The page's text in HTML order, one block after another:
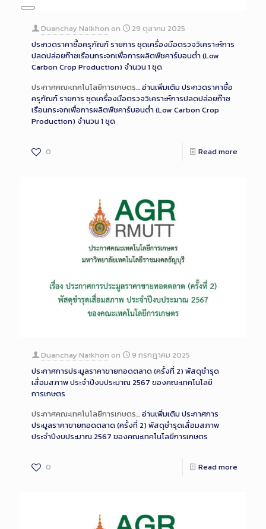
Long
Description
Duanchay Naikhon on
29 ตุลาคม 2025
ประกวดราคาซื้อครุภัณฑ์ รายการ ชุดเครื่องมือตรวจวิเคราะห์การ
ปลดปล่อยก๊าซเรือนกระจกเพื่อการผลิตพืชคาร์บอนต่ำ (Low
Carbon Crop Production) จำนวน 1 ชุด
ประกาศคณะเทคโนโลยีการเกษตร… อ่านเพิ่มเติมประกวดราคาซื้อ
ครุภัณฑ์ รายการ ชุดเครื่องมือตรวจวิเคราะห์การปลดปล่อยก๊าซ
เรือนกระจกเพื่อการผลิตพืชคาร์บอนต่ำ (Low Carbon Crop
Production) จำนวน 1 ชุด
0 Read more
Duanchay Naikhon on
9 กรกฎาคม 2025
ประกาศการประมูลราคาขายทอดตลาด (ครั้งที่ 2) พัสดุชำรุด
เสื่อมสภาพ ประจำปีงบประมาณ 2567 ของคณะเทคโนโลยี
การเกษตร
ประกาศคณะเทคโนโลยีการเกษตร… อ่านเพิ่มเติมประกาศการ
ประมูลราคาขายทอดตลาด (ครั้งที่ 2) พัสดุชำรุดเสื่อมสภาพ
ประจำปีงบประมาณ 2567 ของคณะเทคโนโลยีการเกษตร
0 Read more